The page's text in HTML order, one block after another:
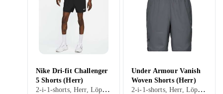
Nike Dri-fit Challenger
5 Shorts (Herr)
2-i-1-shorts, Herr, Löpning, Träning & Fitness, S, M, L, XL, XXL, XS, Svart, Vit, Silver, Grå, Turkos, Blå, Röd, Orange, Grön, Lila
Under Armour Vanish
Woven Shorts (Herr)
2-i-1-shorts, Herr, Löpning, Träning & Fitness, S, M, L, XL, XXL, XS, XXS, XXXL (3XL), Svart, Vit, Grå, Turkos, Brun, Blå, Röd, Gul, Orange, Grön, Beige, Rosa, Lila, Khaki